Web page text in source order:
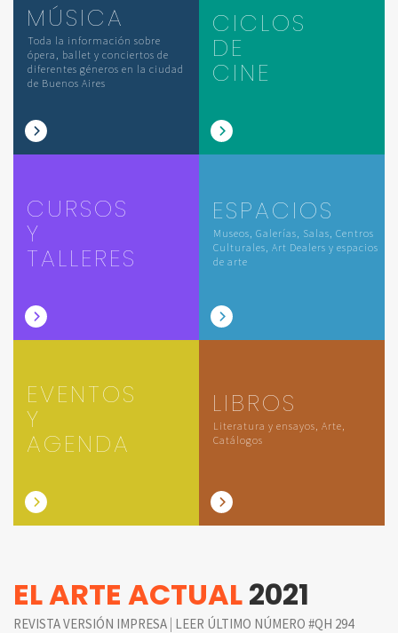
MÚSICA
Toda la información sobre
ópera, ballet y conciertos de
diferentes géneros en la ciudad
de Buenos Aires
CICLOS
DE
CINE
CURSOS
Y
TALLERES
ESPACIOS
Museos, Galerías, Salas, Centros
Culturales, Art Dealers y espacios
de arte
EVENTOS
Y
AGENDA
LIBROS
Literatura y ensayos, Arte,
Catálogos
EL ARTE ACTUAL2021
REVISTA VERSIÓN IMPRESA | LEER ÚLTIMO NÚMERO #QH 294